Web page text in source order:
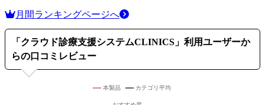
月間ランキングページへ
「 クラウド診療支援システムCLINICS 」利用ユーザーか
らの口コミレビュー